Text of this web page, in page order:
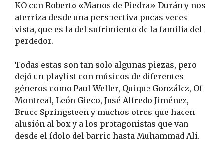
KO con Roberto «Manos de Piedra» Durán y nos
aterriza desde una perspectiva pocas veces
vista, que es la del sufrimiento de la familia del
perdedor.
Todas estas son tan solo algunas piezas, pero
dejó un playlist con músicos de diferentes
géneros como Paul Weller, Quique González, Of
Montreal, León Gieco, José Alfredo Jiménez,
Bruce Springsteen y muchos otros que hacen
alusión al box y a los protagonistas que van
desde el ídolo del barrio hasta Muhammad Ali.